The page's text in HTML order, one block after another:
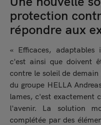
protection
répondre aux
« Efficaces, adaptables
c'est ainsi que doivent
contre le soleil de
du groupe HELLA
lames, c'est exactement
l'avenir. La solution
complétée par des